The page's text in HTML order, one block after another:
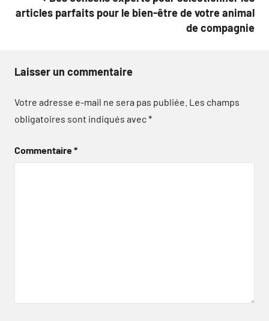
articles parfaits pour le bien-être de votre animal
de compagnie
Laisser un commentaire
Votre adresse e-mail ne sera pas publiée. Les champs
obligatoires sont indiqués avec*
Commentaire*